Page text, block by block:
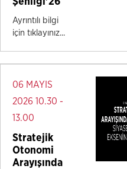
Ayrıntılı bilgi
için tıklayınız...
06 MAYIS
2026 10.30 -
13.00
Stratejik
Otonomi
Arayışında